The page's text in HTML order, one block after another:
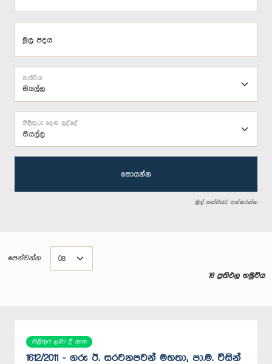
මූල පදය
තත්වය
සියල්ල
පිළිතුරු දෙන ලද්දේ
සොයන්න
මුල් තත්වයට පත්කරන්න
පෙන්වන්න
18 ප්‍රතිඵල හමුවිය
පිළිතුර ලබා දී ඇත
1612/2011 - ගරු ඊ. සරවනපවන් මහතා, පා.ම. විසින්